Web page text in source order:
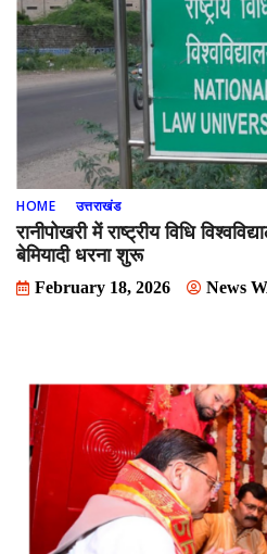
HOME उत्तराखंड
रानीपोखरी में राष्ट्रीय विधि
बेमियादी धरना शुरू
February 18, 2026 News